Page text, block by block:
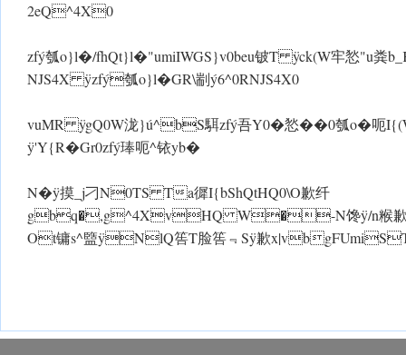
2eQ^4X0
zfý瓠o}l�/fhQt}l�"umiIWGS}v0beu铍T ÿck(W牢悐"u粪
NJS4X ÿzfý瓠o}l�GR\剬ý6^0R NJS4X0
vuMR ÿgQ0W泷}ú^bS駬zfý吾Y0�悐��0瓠o�呃
ÿ'Y{R�Gr0zfý琫呃^铱yb�
N� ÿ摸_j刁N0TS Ta徲I{bShQtHQ0\O歉纤
gbq�,g^4XvHQ W�-N馋 ÿ/n糇歉瓠
Ot镛s^盬 ÿNlQ筶T脸筶﹃S ÿ歉